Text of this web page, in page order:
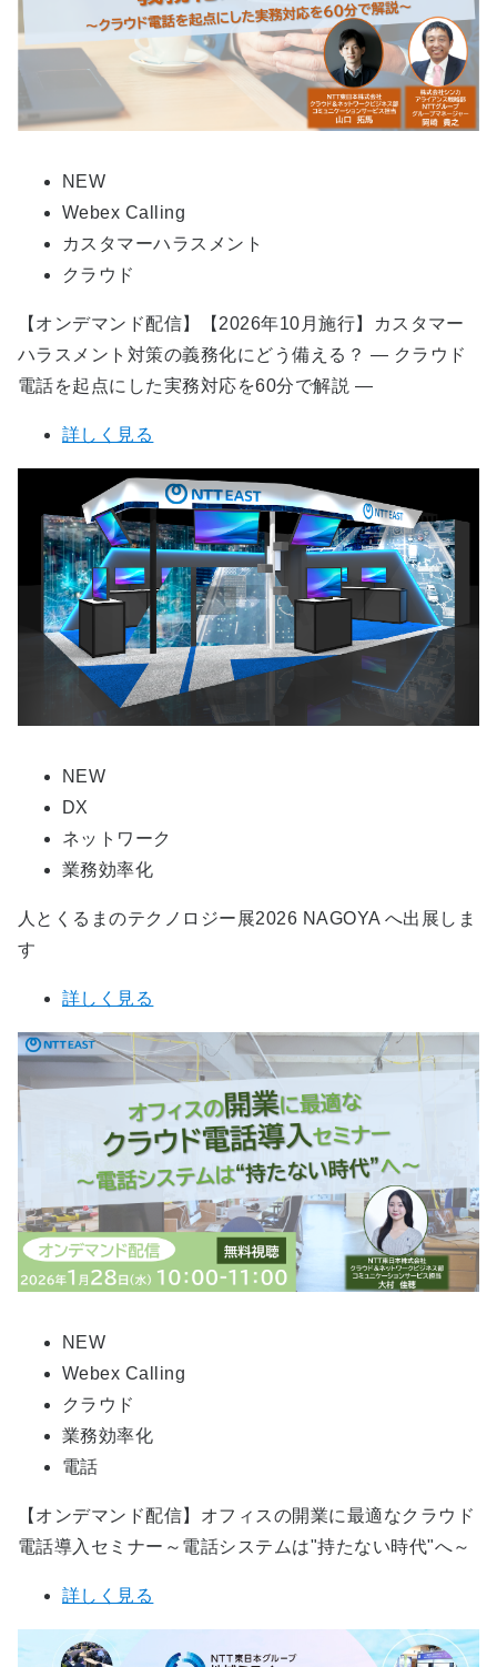
NEW
Webex Calling
カスタマーハラスメント
クラウド
【オンデマンド配信】【2026年10月施行】カスタマー
ハラスメント対策の義務化にどう備える？ ― クラウド
電話を起点にした実務対応を60分で解説 ―
詳しく見る
NEW
DX
ネットワーク
業務効率化
人とくるまのテクノロジー展2026 NAGOYA へ出展しま
す
詳しく見る
NEW
Webex Calling
クラウド
業務効率化
電話
【オンデマンド配信】オフィスの開業に最適なクラウド
電話導入セミナー～電話システムは"持たない時代"へ～
詳しく見る